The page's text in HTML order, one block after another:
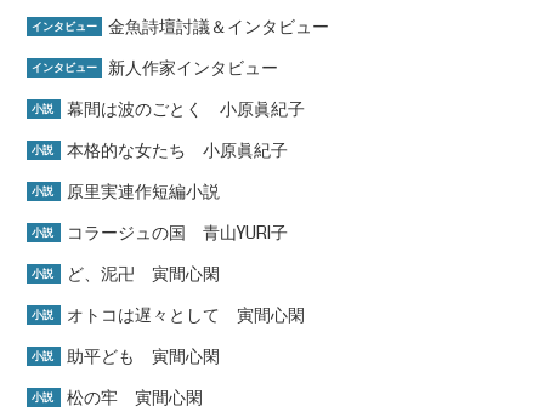
インタビュー 金魚詩壇討議＆インタビュー
インタビュー 新人作家インタビュー
小説 幕間は波のごとく 小原眞紀子
小説 本格的な女たち 小原眞紀子
小説 原里実連作短編小説
小説 コラージュの国 青山YURI子
小説 ど、泥卍 寅間心閑
小説 オトコは遅々として 寅間心閑
小説 助平ども 寅間心閑
小説 松の牢 寅間心閑